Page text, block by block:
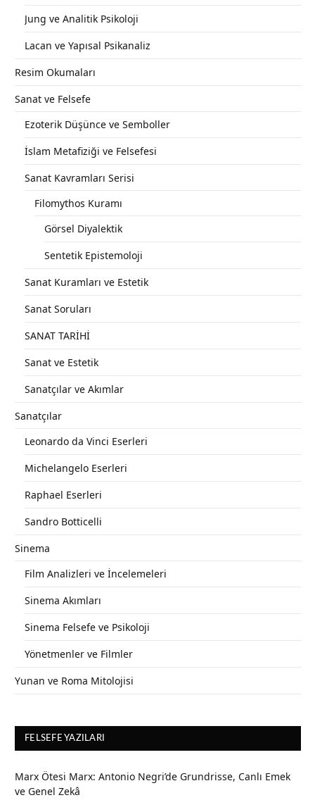
Jung ve Analitik Psikoloji
Lacan ve Yapısal Psikanaliz
Resim Okumaları
Sanat ve Felsefe
Ezoterik Düşünce ve Semboller
İslam Metafiziği ve Felsefesi
Sanat Kavramları Serisi
Filomythos Kuramı
Görsel Diyalektik
Sentetik Epistemoloji
Sanat Kuramları ve Estetik
Sanat Soruları
SANAT TARİHİ
Sanat ve Estetik
Sanatçılar ve Akımlar
Sanatçılar
Leonardo da Vinci Eserleri
Michelangelo Eserleri
Raphael Eserleri
Sandro Botticelli
Sinema
Film Analizleri ve İncelemeleri
Sinema Akımları
Sinema Felsefe ve Psikoloji
Yönetmenler ve Filmler
Yunan ve Roma Mitolojisi
FELSEFE YAZILARI
Marx Ötesi Marx: Antonio Negri’de Grundrisse, Canlı Emek
ve Genel Zekâ